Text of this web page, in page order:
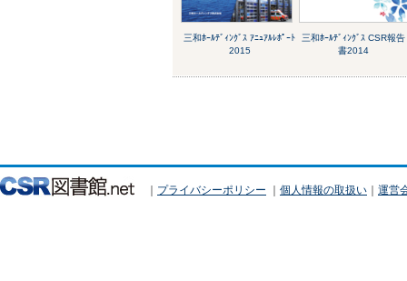
三和ﾎｰﾙﾃﾞｨﾝｸﾞｽ ｱﾆｭｱﾙﾚﾎﾟｰﾄ
2015
三和ﾎｰﾙﾃﾞｨﾝｸﾞｽ CSR報告
書2014
｜ プライバシーポリシー ｜ 個人情報の取扱い ｜ 運営